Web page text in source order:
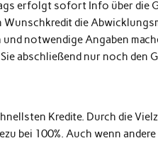
erfolgt sofort Info über die
Wunschkredit die
notwendige Angaben
abschließend nur noch den
Kredite. Durch die
bei 100%. Auch wenn